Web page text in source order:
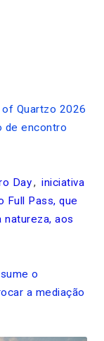
Quartzo 2026
de encontro
Day, iniciativa
Full Pass, que
natureza, aos
o
a mediação